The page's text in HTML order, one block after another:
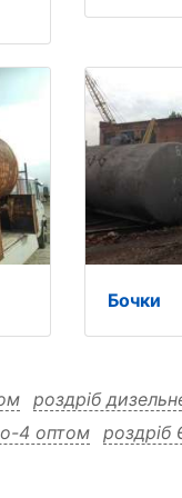
Бочки
роздріб
4 оптом роздріб